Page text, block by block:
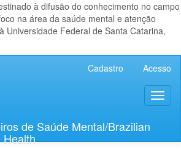
à difusão do conhecimento no campo
na área da saúde mental e atenção
Universidade Federal de Santa Catarina,
Cadastro Acesso
de Saúde Mental/Brazilian
Health